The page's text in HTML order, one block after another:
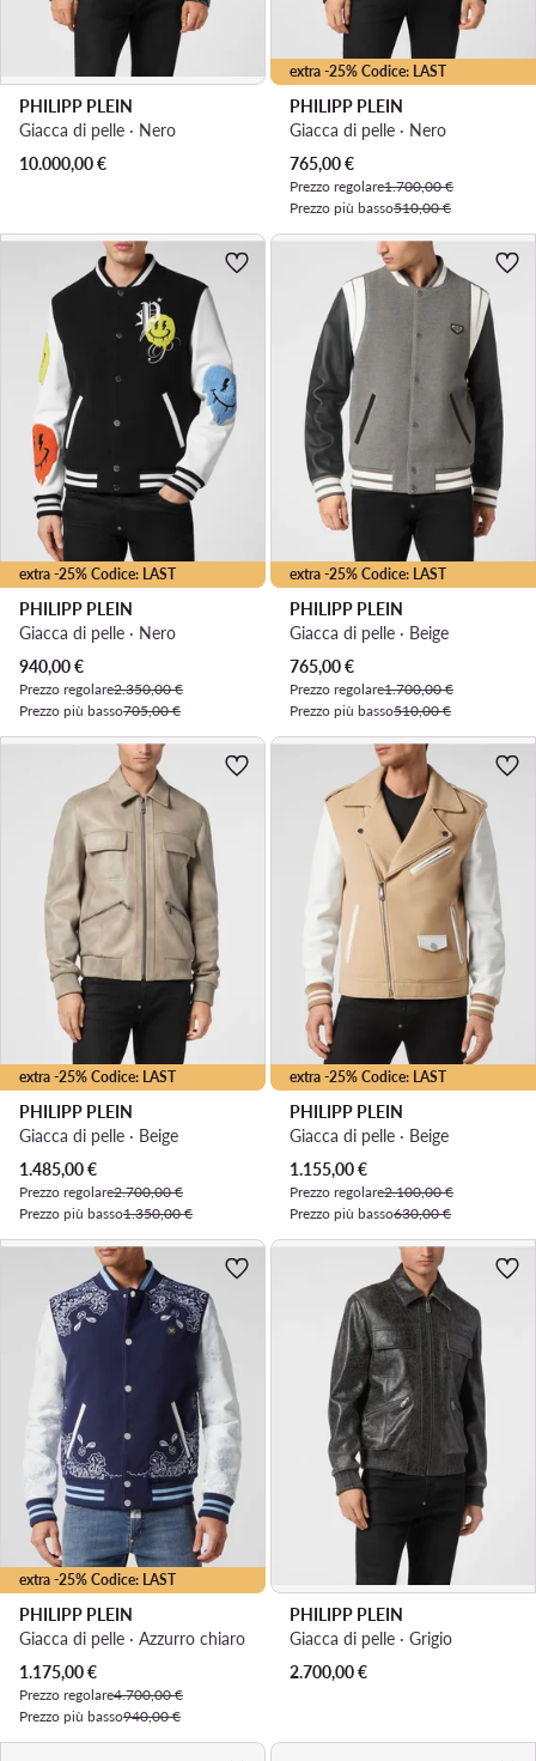
PHILIPP PLEIN
Giacca di pelle · Nero
10.000,00€
extra -25% Codice: LAST
PHILIPP PLEIN
Giacca di pelle · Nero
Prezzo attuale
765,00€
Prezzo regolare1.700,00 €
Prezzo più basso510,00 €
extra -25% Codice: LAST
PHILIPP PLEIN
Giacca di pelle · Nero
Prezzo attuale
940,00€
Prezzo regolare2.350,00 €
Prezzo più basso705,00 €
extra -25% Codice: LAST
PHILIPP PLEIN
Giacca di pelle · Beige
Prezzo attuale
765,00€
Prezzo regolare1.700,00 €
Prezzo più basso510,00 €
extra -25% Codice: LAST
PHILIPP PLEIN
Giacca di pelle · Beige
Prezzo attuale
1.485,00€
Prezzo regolare2.700,00 €
Prezzo più basso1.350,00 €
extra -25% Codice: LAST
PHILIPP PLEIN
Giacca di pelle · Beige
Prezzo attuale
1.155,00€
Prezzo regolare2.100,00 €
Prezzo più basso630,00 €
extra -25% Codice: LAST
PHILIPP PLEIN
Giacca di pelle · Azzurro chiaro
Prezzo attuale
1.175,00€
Prezzo regolare4.700,00 €
Prezzo più basso940,00 €
PHILIPP PLEIN
Giacca di pelle · Grigio
2.700,00€